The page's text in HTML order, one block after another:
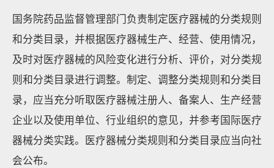
国务院药品监督管理部门负责制定医疗器械的分类规则
和分类目录，并根据医疗器械生产、经营、使用情况，
及时对医疗器械的风险变化进行分析、评价，对分类规
则和分类目录进行调整。制定、调整分类规则和分类目
录，应当充分听取医疗器械注册人、备案人、生产经营
企业以及使用单位、行业组织的意见，并参考国际医疗
器械分类实践。医疗器械分类规则和分类目录应当向社
会公布。